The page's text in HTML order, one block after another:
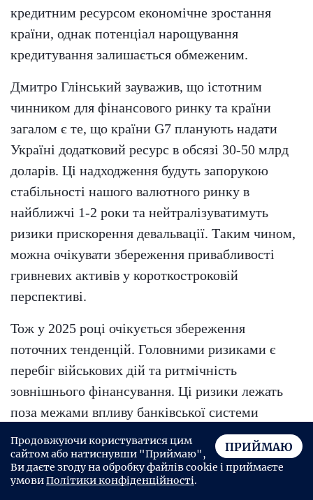
кредитним ресурсом економічне зростання
країни, однак потенціал нарощування
кредитування залишається обмеженим.
Дмитро Глінський зауважив, що істотним
чинником для фінансового ринку та країни
загалом є те, що країни G7 планують надати
Україні додатковий ресурс в обсязі 30-50 млрд
доларів. Ці надходження будуть запорукою
стабільності нашого валютного ринку в
найближчі 1-2 роки та нейтралізуватимуть
ризики прискорення девальвації. Таким чином,
можна очікувати збереження привабливості
гривневих активів у короткостроковій
перспективі.
Тож у 2025 році очікується збереження
поточних тенденцій. Головними ризиками є
перебіг військових дій та ритмічність
зовнішнього фінансування. Ці ризики лежать
поза межами впливу банківської системи
України. Проте накопичений запас міцності
українських банків робить їх готовими до будь-
якого перебігу подій.
ПРИЙМАЮ
Продовжуючи користуватися цим
сайтом або натиснувши "Приймаю",
Ви даєте згоду на обробку файлів cookie і приймаєте
умовиПолітики конфіденційності.